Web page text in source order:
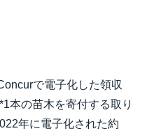
で電子化した領収
本の苗木を寄付する取り
年に電子化された約